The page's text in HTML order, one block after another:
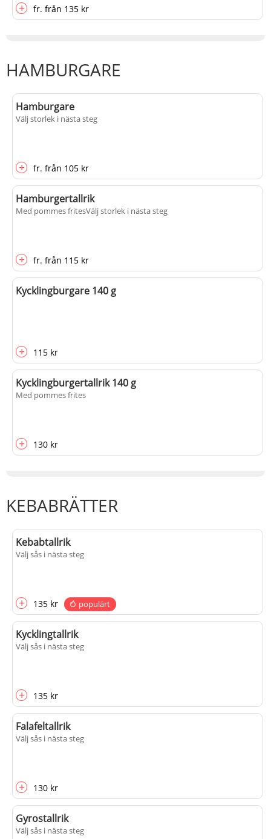
+ fr. från 135 kr
HAMBURGARE
Hamburgare
Välj storlek i nästa steg
+ fr. från 105 kr
Hamburgertallrik
Med pommes fritesVälj storlek i nästa steg
+ fr. från 115 kr
Kycklingburgare 140 g
+ 115 kr
Kycklingburgertallrik 140 g
Med pommes frites
+ 130 kr
KEBABRÄTTER
Kebabtallrik
Välj sås i nästa steg
+ 135 kr populärt
Kycklingtallrik
Välj sås i nästa steg
+ 135 kr
Falafeltallrik
Välj sås i nästa steg
+ 130 kr
Gyrostallrik
Välj sås i nästa steg